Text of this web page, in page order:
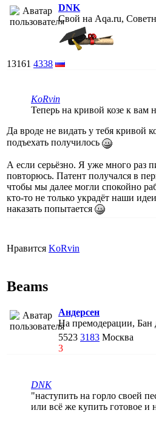
DNK
Свой на Aqa.ru,
13161 4338
KoRvin
Теперь на кривой козе к вам
Да вроде не видать у тебя кривой
подъехать получилось
А если серьёзно. Я уже много раз
повторюсь. Патент получался в
чтобы мы далее могли спокойно
кто-то не только украдёт наши
наказать попытается
Нравится KoRvin
Beams
Андерсен
На премодерации, Бан
5523 3183 Москва
3
DNK
"наступить на горло своей
или всё же купить готовое и